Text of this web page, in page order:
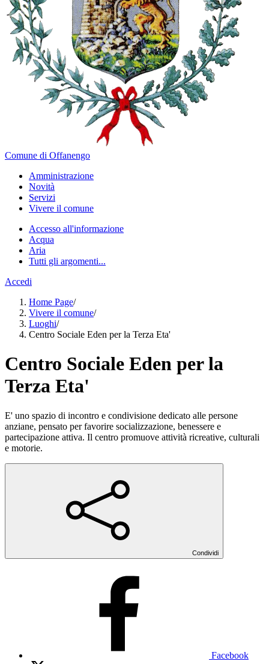
Comune di Offanengo
Amministrazione
Novità
Servizi
Vivere il comune
Accesso all'informazione
Acqua
Aria
Tutti gli argomenti...
Accedi
Home Page/
Vivere il comune/
Luoghi/
Centro Sociale Eden per la Terza Eta'
Centro Sociale Eden per la
Terza Eta'
E' uno spazio di incontro e condivisione dedicato alle persone
anziane, pensato per favorire socializzazione, benessere e
partecipazione attiva. Il centro promuove attività ricreative, culturali
e motorie.
Condividi
Facebook